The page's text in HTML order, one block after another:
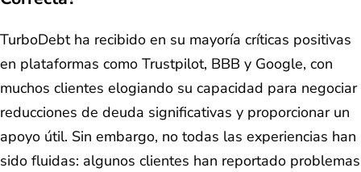
TurboDebt ha recibido en su mayoría críticas positivas
en plataformas como Trustpilot, BBB y Google, con
muchos clientes elogiando su capacidad para negociar
reducciones de deuda significativas y proporcionar un
apoyo útil. Sin embargo, no todas las experiencias han
sido fluidas: algunos clientes han reportado problemas